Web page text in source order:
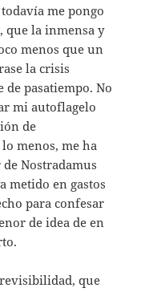
me pongo
que la inmensa y
menos que un
la crisis
de pasatiempo. No
mi autoflagelo
de
menos, me ha
Nostradamus
metido en gastos
para confesar
de idea de en
que